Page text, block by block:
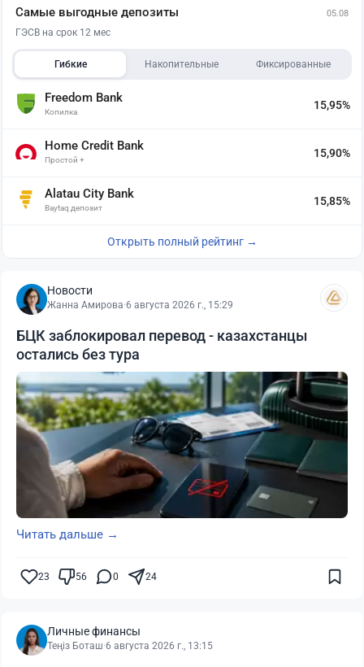
Самые выгодные депозиты 05.08
ГЭСВ на срок 12 мес
Гибкие Накопительные Фиксированные
Freedom Bank
Копилка
15,95%
Home Credit Bank
Простой +
15,90%
Alatau City Bank
Baytaq депозит
15,85%
Открыть полный рейтинг →
Новости
Жанна Амирова·6 августа 2026 г., 15:29
БЦК заблокировал перевод - казахстанцы
остались без тура
Читать дальше →
23 56 0 24
Личные финансы
Теңіз Боташ·6 августа 2026 г., 13:15